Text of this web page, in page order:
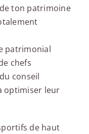
ton patrimoine
patrimonial
chefs
conseil
optimiser leur
de haut